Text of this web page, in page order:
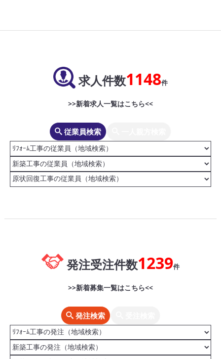
求人件数1148件
>>新着求人一覧はこちら<<
従業員検索
発注受注件数1239件
>>新着募集一覧はこちら<<
発注検索